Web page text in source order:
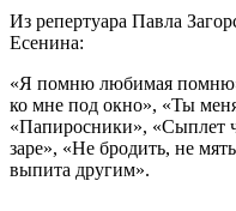
Из репертуара Павла
Есенина:
«Я помню любимая
ко мне под окно», «Ты
«Папиросники», «Сыплет
заре», «Не бродить, не
выпита другим».